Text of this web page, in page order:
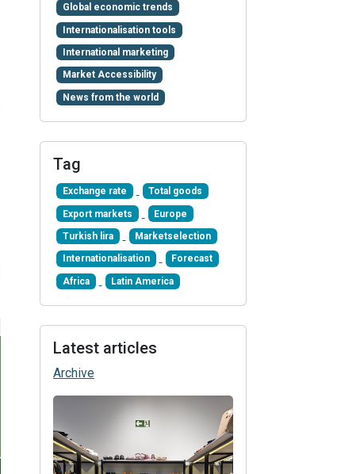
Global economic trends
Internationalisation tools
International marketing
Market Accessibility
News from the world
Tag
Exchange rate Total goods
Export markets Europe
Turkish lira Marketselection
Internationalisation Forecast
Africa Latin America
Latest articles
Archive